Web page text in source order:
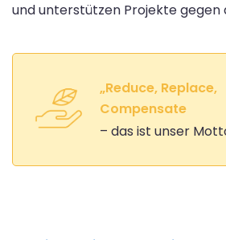
und unterstützen Projekte gegen
„Reduce, Replace,
Compensate
– das ist unser